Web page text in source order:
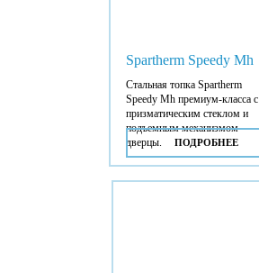
Spartherm Speedy Mh
Стальная топка Spartherm
Speedy Mh премиум-класса с
призматическим стеклом и
подъемным механизмом
дверцы.
ПОДРОБНЕЕ